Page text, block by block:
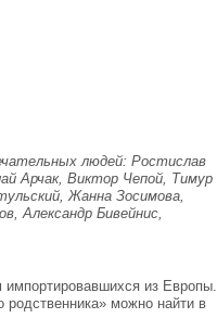
людей: Ростислав
Арчак, Виктор Чепой, Тимур
Жанна Зосимова,
Александр Бивейнис,
из Европы.
родствeнника» можно найти в